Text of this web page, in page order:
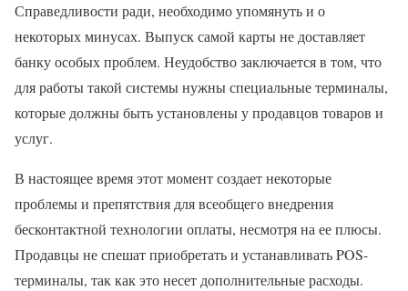
Справедливости ради, необходимо упомянуть и о
некоторых минусах. Выпуск самой карты не доставляет
банку особых проблем. Неудобство заключается в том, что
для работы такой системы нужны специальные терминалы,
которые должны быть установлены у продавцов товаров и
услуг.
В настоящее время этот момент создает некоторые
проблемы и препятствия для всеобщего внедрения
бесконтактной технологии оплаты, несмотря на ее плюсы.
Продавцы не спешат приобретать и устанавливать POS-
терминалы, так как это несет дополнительные расходы.